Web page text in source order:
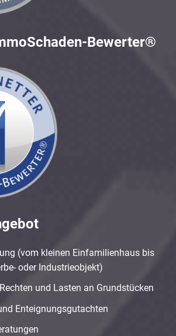
Bewerter®
(vom kleinen Einfamilienhaus bis
oder Industrieobjekt)
und Lasten an Grundstücken
Enteignungsgutachten